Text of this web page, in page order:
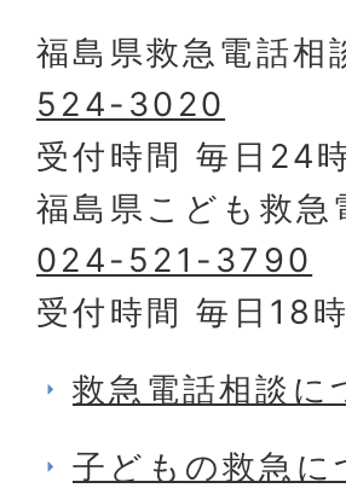
福島県救急電話
524-3020
受付時間 毎日24
福島県こども救
024-521-3790
受付時間 毎日18
救急電話相談
子どもの救急